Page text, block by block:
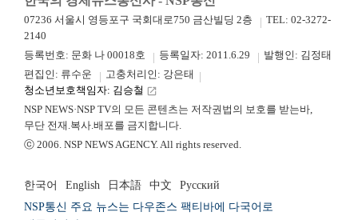
07236 서울시 영등포구 국회대로750 금산빌딩 2층
TEL: 02-3272-
2140
등록번호: 문화 나 00018호
등록일자: 2011.6.29
발행인: 김정태
편집인: 류수운
고충처리인: 강은태
청소년보호책임자: 김승철 launch
NSP NEWS·NSP TV의 모든 콘텐츠는 저작권법의 보호를 받는바,
무단 전재.복사.배포를 금지합니다.
ⓒ 2006. NSP NEWS AGENCY. All rights reserved.
한국어 English 日本語 中文
Русский
NSP통신 주요 뉴스는 다우존스 팩티바에 다국어로